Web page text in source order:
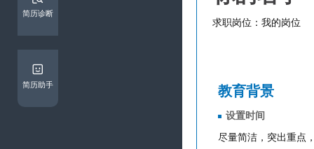
简历诊断
简历助手 教育背景